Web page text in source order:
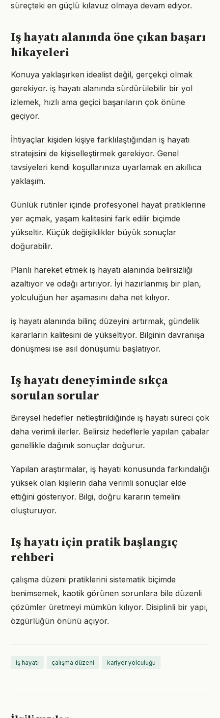
süreçteki en güçlü kılavuz olmaya devam ediyor.
Iş hayatı alanında öne çıkan başarı
hikayeleri
Konuya yaklaşırken idealist değil, gerçekçi olmak
gerekiyor. iş hayatı alanında sürdürülebilir bir yol
izlemek, hızlı ama geçici başarıların çok önüne
geçiyor.
İhtiyaçlar kişiden kişiye farklılaştığından iş hayatı
stratejisini de kişiselleştirmek gerekiyor. Genel
tavsiyeleri kendi koşullarınıza uyarlamak en akıllıca
yaklaşım.
Günlük rutinler içinde profesyonel hayat pratiklerine
yer açmak, yaşam kalitesini fark edilir biçimde
yükseltir. Küçük değişiklikler büyük sonuçlar
doğurabilir.
Planlı hareket etmek iş hayatı alanında belirsizliği
azaltıyor ve odağı artırıyor. İyi hazırlanmış bir plan,
yolculuğun her aşamasını daha net kılıyor.
iş hayatı alanında bilinç düzeyini artırmak, gündelik
kararların kalitesini de yükseltiyor. Bilginin davranışa
dönüşmesi ise asıl dönüşümü başlatıyor.
Iş hayatı deneyiminde sıkça
sorulan sorular
Bireysel hedefler netleştirildiğinde iş hayatı süreci çok
daha verimli ilerler. Belirsiz hedeflerle yapılan çabalar
genellikle dağınık sonuçlar doğurur.
Yapılan araştırmalar, iş hayatı konusunda farkındalığı
yüksek olan kişilerin daha verimli sonuçlar elde
ettiğini gösteriyor. Bilgi, doğru kararın temelini
oluşturuyor.
Iş hayatı için pratik başlangıç
rehberi
çalışma düzeni pratiklerini sistematik biçimde
benimsemek, kaotik görünen sorunlara bile düzenli
çözümler üretmeyi mümkün kılıyor. Disiplinli bir yapı,
özgürlüğün önünü açıyor.
iş hayatı çalışma düzeni kariyer yolculuğu